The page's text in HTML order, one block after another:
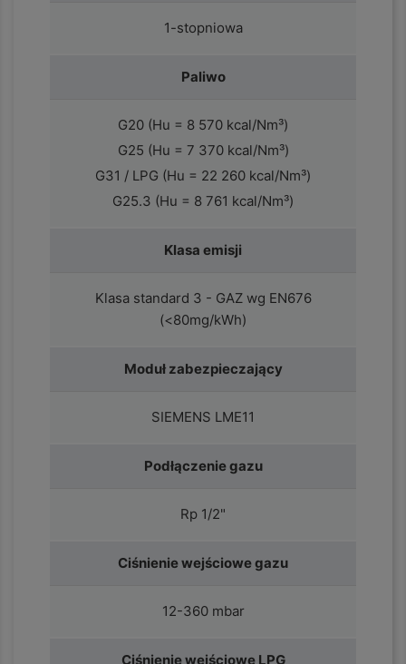
1-stopniowa
Paliwo
G20 (Hu = 8 570 kcal/Nm³)
G25 (Hu = 7 370 kcal/Nm³)
G31 / LPG (Hu = 22 260 kcal/Nm³)
G25.3 (Hu = 8 761 kcal/Nm³)
Klasa emisji
Klasa standard 3 - GAZ wg EN676
(<80mg/kWh)
Moduł zabezpieczający
SIEMENS LME11
Podłączenie gazu
Rp 1/2"
Ciśnienie wejściowe gazu
12-360 mbar
Ciśnienie wejściowe LPG